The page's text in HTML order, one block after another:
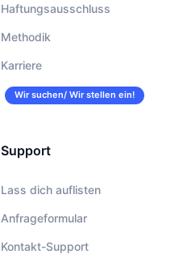
Haftungsausschluss
Methodik
Karriere
Wir suchen/ Wir stellen ein!
Support
Lass dich auflisten
Anfrageformular
Kontakt-Support